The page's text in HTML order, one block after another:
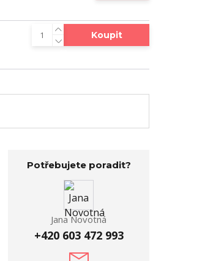
Koupit
Potřebujete poradit?
Jana Novotná
+420 603 472 993